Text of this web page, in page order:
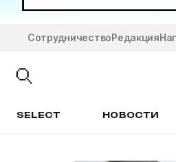
СотрудничествоРедакция
SELECT НОВОСТИ